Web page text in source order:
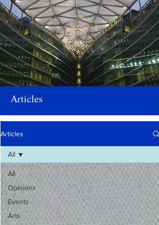
Articles
Articles
All
Opinions
Events
Arts
All